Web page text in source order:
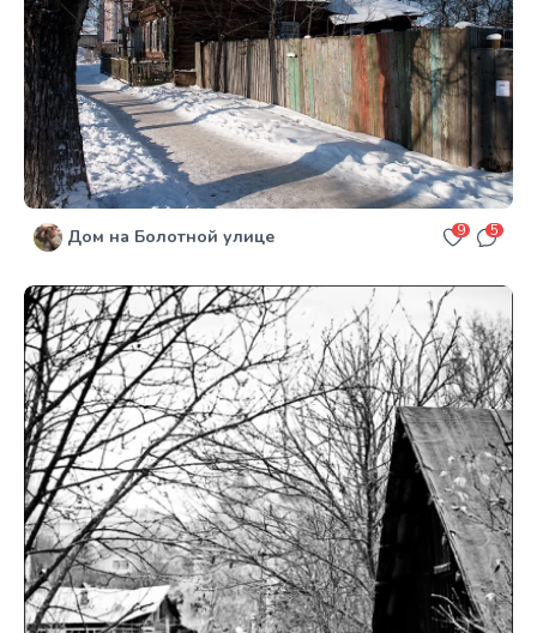
Дом на Болотной улице 9 5